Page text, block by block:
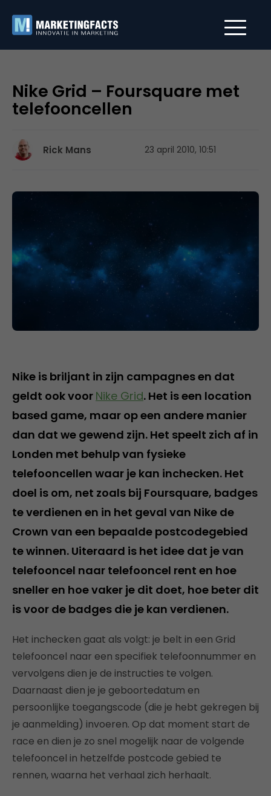
Nike Grid – Foursquare met
telefooncellen
Rick Mans 23 april 2010, 10:51
Nike is briljant in zijn campagnes en dat
geldt ook voor Nike Grid. Het is een location
based game, maar op een andere manier
dan dat we gewend zijn. Het speelt zich af in
Londen met behulp van fysieke
telefooncellen waar je kan inchecken. Het
doel is om, net zoals bij Foursquare, badges
te verdienen en in het geval van Nike de
Crown van een bepaalde postcodegebied
te winnen. Uiteraard is het idee dat je van
telefooncel naar telefooncel rent en hoe
sneller en hoe vaker je dit doet, hoe beter dit
is voor de badges die je kan verdienen.
Het inchecken gaat als volgt: je belt in een Grid
telefooncel naar een specifiek telefoonnummer en
vervolgens dien je de instructies te volgen.
Daarnaast dien je je geboortedatum en
persoonlijke toegangscode (die je hebt gekregen bij
je aanmelding) invoeren. Op dat moment start de
race en dien je zo snel mogelijk naar de volgende
telefooncel in hetzelfde postcode gebied te
rennen, waarna het verhaal zich herhaalt.